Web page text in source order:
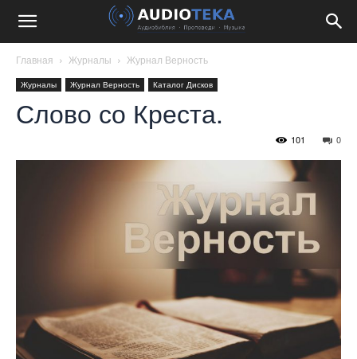
Главная Журналы Журнал Верность
Журналы Журнал Верность Каталог Дисков
Слово со Креста.
0
101